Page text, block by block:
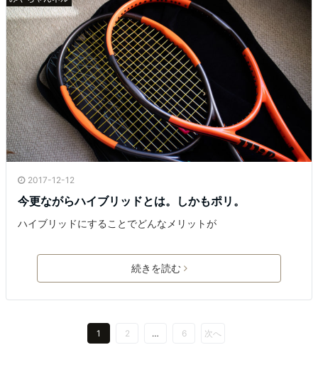
2017-12-12
今更ながらハイブリッドとは。しかもポリ。
ハイブリッドにすることでどんなメリットが
続きを読む
1 2 … 6 次へ